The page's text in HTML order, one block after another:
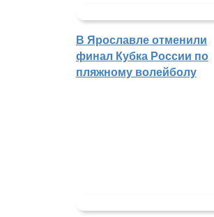
В Ярославле отменили
финал Кубка России по
пляжному волейболу